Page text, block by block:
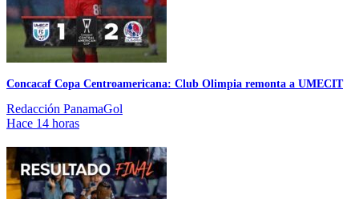
Concacaf Copa Centroamericana: Club Olimpia remonta a UMECIT
Redacción PanamaGol
Hace 14 horas